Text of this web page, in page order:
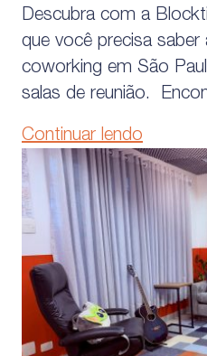
crescer
Descubra com a
que você precisa
coworking em São
salas de reunião.
Continuar lendo